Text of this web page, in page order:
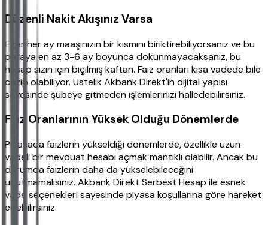
Düzenli Nakit Akışınız Varsa
Eğer her ay maaşınızın bir kısmını biriktirebiliyorsanız ve bu
paraya en az 3-6 ay boyunca dokunmayacaksanız, bu
hesap sizin için biçilmiş kaftan. Faiz oranları kısa vadede bile
cazip olabiliyor. Üstelik Akbank Direkt'in dijital yapısı
sayesinde şubeye gitmeden işlemlerinizi halledebilirsiniz.
Faiz Oranlarının Yüksek Olduğu Dönemlerde
Piyasada faizlerin yükseldiği dönemlerde, özellikle uzun
vadeli bir mevduat hesabı açmak mantıklı olabilir. Ancak bu
durumda faizlerin daha da yükselebileceğini
unutmamalısınız. Akbank Direkt Serbest Hesap ile esnek
vade seçenekleri sayesinde piyasa koşullarına göre hareket
edebilirsiniz.